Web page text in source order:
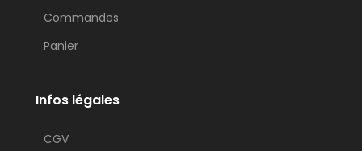
Commandes
Panier
Infos légales
CGV